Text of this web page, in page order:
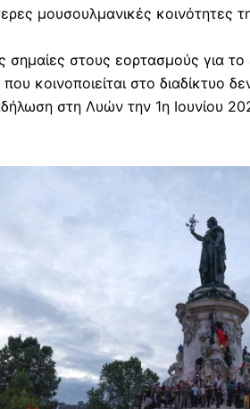
μουσουλμανικές κοινότητες
σημαίες στους εορτασμούς για
κοινοποιείται στο διαδίκτυο
στη Λυών την 1η Ιουνίου